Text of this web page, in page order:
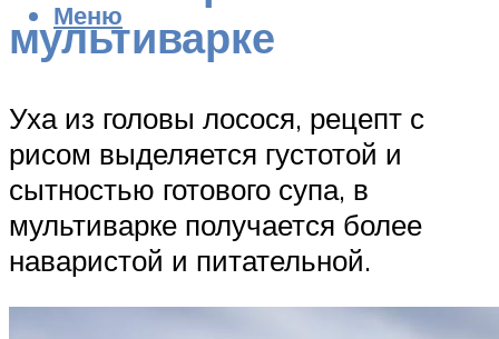
Меню
мультиварке
Уха из головы лосося, рецепт с
рисом выделяется густотой и
сытностью готового супа, в
мультиварке получается более
наваристой и питательной.